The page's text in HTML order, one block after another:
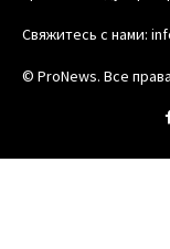
Свяжитесь с нами:
© ProNews. Все